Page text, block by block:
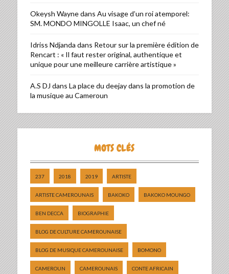
Okeysh Waynedans Au visage d’un roi atemporel:
SM. MONDO MINGOLLE Isaac, un chef né
Idriss Ndjanda dans Retour sur la première édition de
Rencart : « Il faut rester original, authentique et
unique pour une meilleure carrière artistique »
A.S DJ dans La place du deejay dans la promotion de
la musique au Cameroun
MOTS CLÉS
237 2018 2019 ARTISTE
ARTISTE CAMEROUNAIS BAKOKO BAKOKO MOUNGO
BEN DECCA BIOGRAPHIE
BLOG DE CULTURE CAMEROUNAISE
BLOG DE MUSIQUE CAMEROUNAISE BOMONO
CAMEROUN CAMEROUNAIS CONTE AFRICAIN